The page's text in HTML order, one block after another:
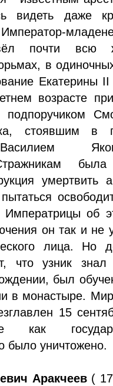
видеть даже
почти всю
в
Екатерины
возрасте
подпоручиком
стоявшим в
умертвить
Императрицы об
он так и не
лица. Но
что узник
был
в монастыре.
15
как
было уничтожено.
Аракчеев(